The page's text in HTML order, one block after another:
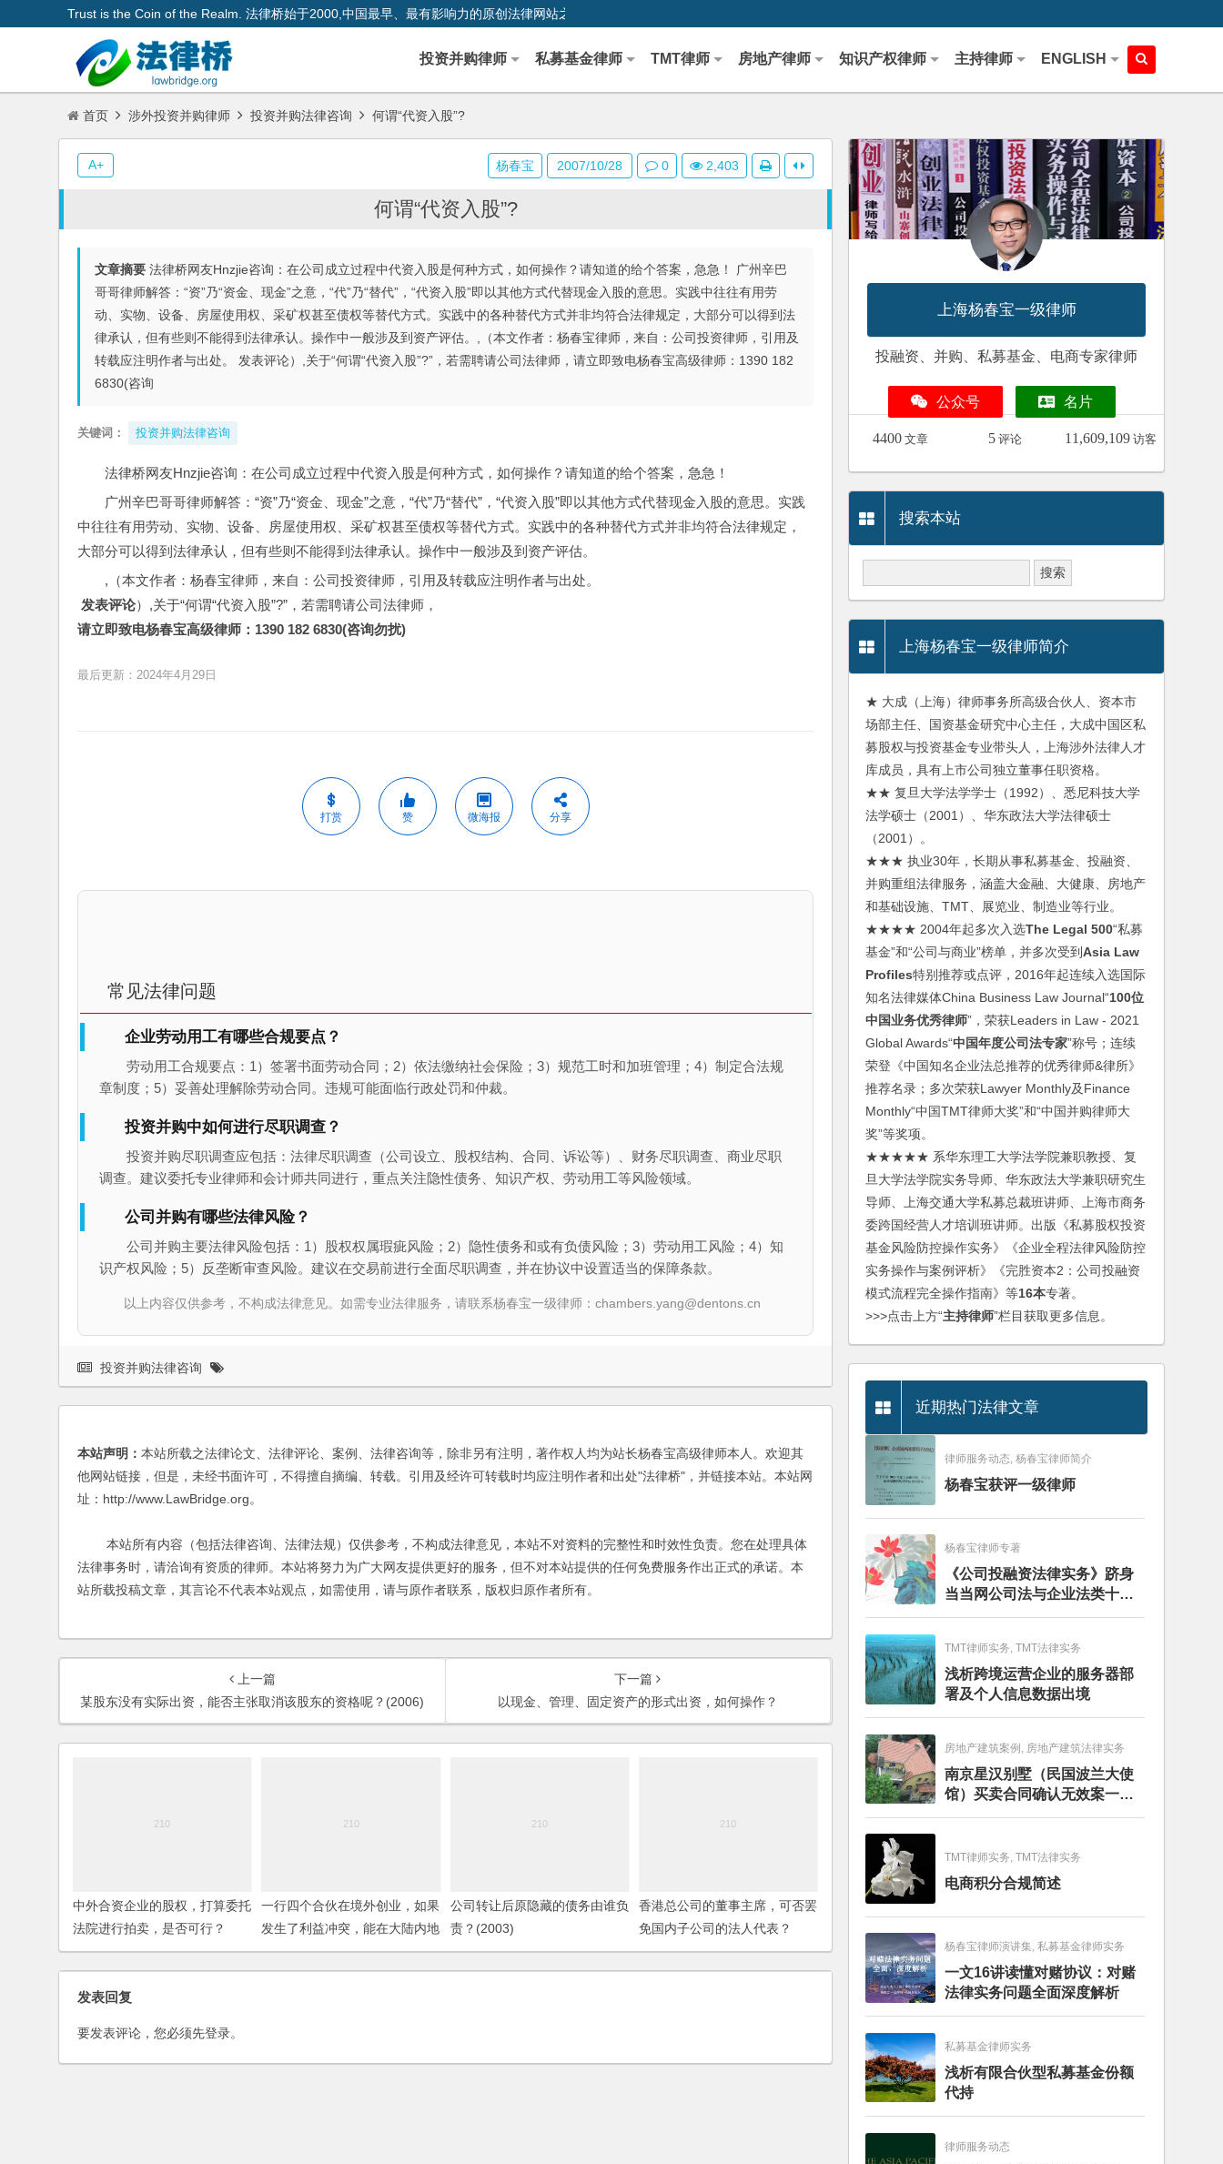
Trust is the Coin of the Realm. 法律桥始于2000,中国最早、最有影响力的原创法律网站之一
投资并购律师 私募基金律师 TMT律师 房地产律师 知识产权律师 主持律师 ENGLISH
首页 涉外投资并购律师 投资并购法律咨询 何谓“代资入股”?
何谓“代资入股”?
文章摘要 法律桥网友Hnzjie咨询：在公司成立过程中代资入股是何种方式，如何操作？请知道的给个答案，急急！ 广州辛巴
哥哥律师解答：“资”乃“资金、现金”之意，“代”乃“替代”，“代资入股”即以其他方式代替现金入股的意思。实践中往往有用劳
动、实物、设备、房屋使用权、采矿权甚至债权等替代方式。实践中的各种替代方式并非均符合法律规定，大部分可以得到法
律承认，但有些则不能得到法律承认。操作中一般涉及到资产评估。,（本文作者：杨春宝律师，来自：公司投资律师，引用及
转载应注明作者与出处。 发表评论）,关于“何谓“代资入股”?”，若需聘请公司法律师，请立即致电杨春宝高级律师：1390 182
6830(咨询
关键词： 投资并购法律咨询
法律桥网友Hnzjie咨询：在公司成立过程中代资入股是何种方式，如何操作？请知道的给个答案，急急！
广州辛巴哥哥律师解答：“资”乃“资金、现金”之意，“代”乃“替代”，“代资入股”即以其他方式代替现金入股的意思。实践
中往往有用劳动、实物、设备、房屋使用权、采矿权甚至债权等替代方式。实践中的各种替代方式并非均符合法律规定，
大部分可以得到法律承认，但有些则不能得到法律承认。操作中一般涉及到资产评估。
,（本文作者：杨春宝律师，来自：公司投资律师，引用及转载应注明作者与出处。
发表评论）,关于“何谓“代资入股”?”，若需聘请公司法律师，
请立即致电杨春宝高级律师：1390 182 6830(咨询勿扰)
最后更新：2024年4月29日
打赏 赞 微海报 分享
常见法律问题
企业劳动用工有哪些合规要点？
劳动用工合规要点：1）签署书面劳动合同；2）依法缴纳社会保险；3）规范工时和加班管理；4）制定合法规
章制度；5）妥善处理解除劳动合同。违规可能面临行政处罚和仲裁。
投资并购中如何进行尽职调查？
投资并购尽职调查应包括：法律尽职调查（公司设立、股权结构、合同、诉讼等）、财务尽职调查、商业尽职
调查。建议委托专业律师和会计师共同进行，重点关注隐性债务、知识产权、劳动用工等风险领域。
公司并购有哪些法律风险？
公司并购主要法律风险包括：1）股权权属瑕疵风险；2）隐性债务和或有负债风险；3）劳动用工风险；4）知
识产权风险；5）反垄断审查风险。建议在交易前进行全面尽职调查，并在协议中设置适当的保障条款。
以上内容仅供参考，不构成法律意见。如需专业法律服务，请联系杨春宝一级律师：chambers.yang@dentons.cn
杨春宝 2007/10/28 0 2,403
A+
投资并购法律咨询
本站声明： 本站所载之法律论文、法律评论、案例、法律咨询等，除非另有注明，著作权人均为站长杨春宝高级律师本人。欢迎其
他网站链接，但是，未经书面许可，不得擅自摘编、转载。引用及经许可转载时均应注明作者和出处"法律桥"，并链接本站。本站网
址：http://www.LawBridge.org。
本站所有内容（包括法律咨询、法律法规）仅供参考，不构成法律意见，本站不对资料的完整性和时效性负责。您在处理具体
法律事务时，请洽询有资质的律师。本站将努力为广大网友提供更好的服务，但不对本站提供的任何免费服务作出正式的承诺。本
站所载投稿文章，其言论不代表本站观点，如需使用，请与原作者联系，版权归原作者所有。
上一篇
某股东没有实际出资，能否主张取消该股东的资格呢？(2006)
下一篇
以现金、管理、固定资产的形式出资，如何操作？
中外合资企业的股权，打算委托
法院进行拍卖，是否可行？
一行四个合伙在境外创业，如果
发生了利益冲突，能在大陆内地
起诉吗？该合同应该注意什么？
公司转让后原隐藏的债务由谁负
责？(2003)
香港总公司的董事主席，可否罢
免国内子公司的法人代表？
发表回复
要发表评论，您必须先登录。
上海杨春宝一级律师
投融资、并购、私募基金、电商专家律师
公众号 名片
4400 文章 5 评论 11,609,109 访客
搜索本站
上海杨春宝一级律师简介
★ 大成（上海）律师事务所高级合伙人、资本市
场部主任、国资基金研究中心主任，大成中国区私
募股权与投资基金专业带头人，上海涉外法律人才
库成员，具有上市公司独立董事任职资格。
★★ 复旦大学法学学士（1992）、悉尼科技大学
法学硕士（2001）、华东政法大学法律硕士
（2001）。
★★★ 执业30年，长期从事私募基金、投融资、
并购重组法律服务，涵盖大金融、大健康、房地产
和基础设施、TMT、展览业、制造业等行业。
★★★★ 2004年起多次入选The Legal 500“私募
基金”和“公司与商业”榜单，并多次受到Asia Law
Profiles特别推荐或点评，2016年起连续入选国际
知名法律媒体China Business Law Journal“100位
中国业务优秀律师”，荣获Leaders in Law - 2021
Global Awards“中国年度公司法专家”称号；连续
荣登《中国知名企业法总推荐的优秀律师&律所》
推荐名录；多次荣获Lawyer Monthly及Finance
Monthly“中国TMT律师大奖”和“中国并购律师大
奖”等奖项。
★★★★★ 系华东理工大学法学院兼职教授、复
旦大学法学院实务导师、华东政法大学兼职研究生
导师、上海交通大学私募总裁班讲师、上海市商务
委跨国经营人才培训班讲师。出版《私募股权投资
基金风险防控操作实务》《企业全程法律风险防控
实务操作与案例评析》《完胜资本2：公司投融资
模式流程完全操作指南》等16本专著。
>>>点击上方“主持律师”栏目获取更多信息。
近期热门法律文章
律师服务动态, 杨春宝律师简介
杨春宝获评一级律师
杨春宝律师专著
《公司投融资法律实务》跻身
当当网公司法与企业法类十大
畅销图书榜
TMT律师实务, TMT法律实务
浅析跨境运营企业的服务器部
署及个人信息数据出境
房地产建筑案例, 房地产建筑法律实务
南京星汉别墅（民国波兰大使
馆）买卖合同确认无效案一审
判决书
TMT律师实务, TMT法律实务
电商积分合规简述
杨春宝律师演讲集, 私募基金律师实务
一文16讲读懂对赌协议：对赌
法律实务问题全面深度解析
私募基金律师实务
浅析有限合伙型私募基金份额
代持
律师服务动态